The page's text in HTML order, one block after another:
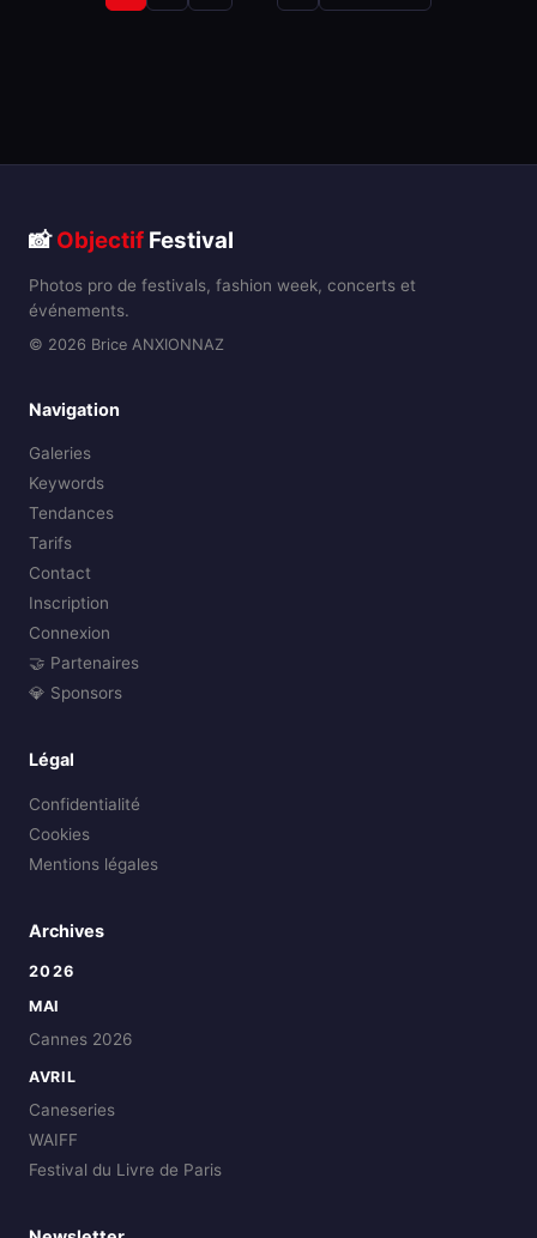
📸Objectif Festival
Photos pro de festivals, fashion week, concerts et
événements.
© 2026 Brice ANXIONNAZ
Navigation
Galeries
Keywords
Tendances
Tarifs
Contact
Inscription
Connexion
🤝 Partenaires
💎 Sponsors
Légal
Confidentialité
Cookies
Mentions légales
Archives
2026
MAI
Cannes 2026
AVRIL
Caneseries
WAIFF
Festival du Livre de Paris